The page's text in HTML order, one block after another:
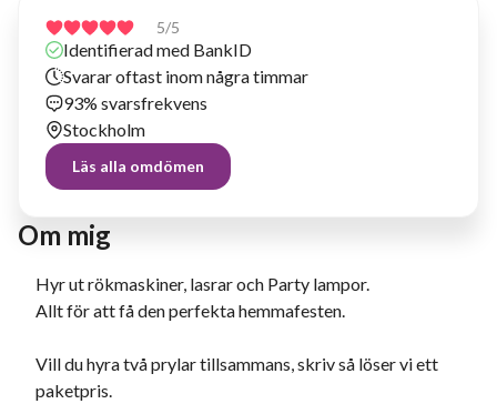
Om mig
Hyr ut rökmaskiner, lasrar och Party lampor.
Allt för att få den perfekta hemmafesten.
Vill du hyra två prylar tillsammans, skriv så löser vi ett
paketpris.
5/5
Identifierad med BankID
Svarar oftast inom några timmar
93% svarsfrekvens
Stockholm
Läs alla omdömen